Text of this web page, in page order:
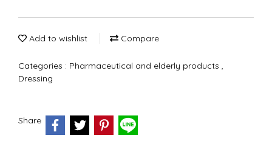
Add to wishlist Compare
Categories : Pharmaceutical and elderly products ,
Dressing
Share